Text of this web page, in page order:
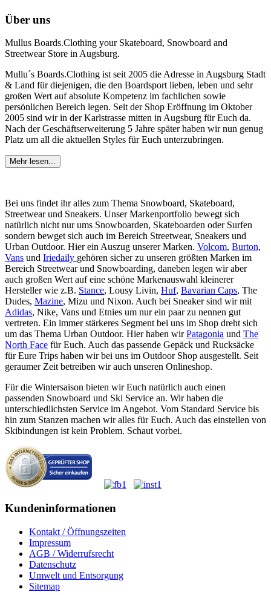
Über uns
Mullus Boards.Clothing your Skateboard, Snowboard and
Streetwear Store in Augsburg.
Mullu´s Boards.Clothing ist seit 2005 die Adresse in Augsburg Stadt
& Land für diejenigen, die den Boardsport lieben, leben und sehr
großen Wert auf absolute Kompetenz im fachlichen sowie
persönlichen Bereich legen. Seit der Shop Eröffnung im Oktober
2005 sind wir in der Karlstrasse mitten in Augsburg für Euch da.
Nach der Geschäftserweiterung 5 Jahre später haben wir nun genug
Platz um all die aktuellen Styles für Euch unterzubringen.
Mehr lesen...
Bei uns findet ihr alles zum Thema Snowboard, Skateboard,
Streetwear und Sneakers. Unser Markenportfolio bewegt sich
natürlich nicht nur ums Snowboarden, Skateboarden oder Surfen
sondern bewget sich auch im Bereich Streetwear, Sneakers und
Urban Outdoor. Hier ein Auszug unserer Marken. Volcom, Burton,
Vans und Iriedaily gehören sicher zu unseren größten Marken im
Bereich Streetwear und Snowboarding, daneben legen wir aber
auch großen Wert auf eine schöne Markenauswahl kleinerer
Hersteller wie z.B. Stance, Lousy Livin, Huf, Bavarian Caps, The
Dudes, Mazine, Mizu und Nixon. Auch bei Sneaker sind wir mit
Adidas, Nike, Vans und Etnies um nur ein paar zu nennen gut
vertreten. Ein immer stärkeres Segment bei uns im Shop dreht sich
um das Thema Urban Outdoor. Hier haben wirPatagonia und The
North Face für Euch. Auch das passende Gepäck und Rucksäcke
für Eure Trips haben wir bei uns im Outdoor Shop ausgestellt. Seit
geraumer Zeit betreiben wir auch unseren Onlineshop.
Für die Wintersaison bieten wir Euch natürlich auch einen
passenden Snowboard und Ski Service an. Wir haben die
unterschiedlichsten Service im Angebot. Vom Standard Service bis
hin zum Stanzen machen wir alles für Euch. Auch das einstellen von
Skibindungen ist kein Problem. Schaut vorbei.
Kundeninformationen
Kontakt / Öffnungszeiten
Impressum
AGB / Widerrufsrecht
Datenschutz
Umwelt und Entsorgung
Sitemap